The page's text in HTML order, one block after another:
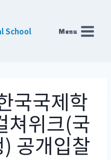
School Menu
국국제학
쳐위크(국
공개입찰